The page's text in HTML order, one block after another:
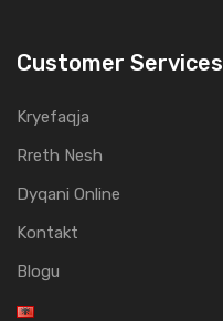
Customer Services
Kryefaqja
Rreth Nesh
Dyqani Online
Kontakt
Blogu